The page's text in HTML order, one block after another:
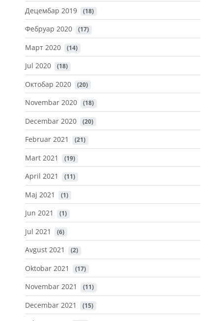
Децембар 2019 (18)
Фебруар 2020 (17)
Март 2020 (14)
Jul 2020 (18)
Октобар 2020 (20)
Novembar 2020 (18)
Decembar 2020 (20)
Februar 2021 (21)
Mart 2021 (19)
April 2021 (11)
Maj 2021 (1)
Jun 2021 (1)
Jul 2021 (6)
Avgust 2021 (2)
Oktobar 2021 (17)
Novembar 2021 (11)
Decembar 2021 (15)